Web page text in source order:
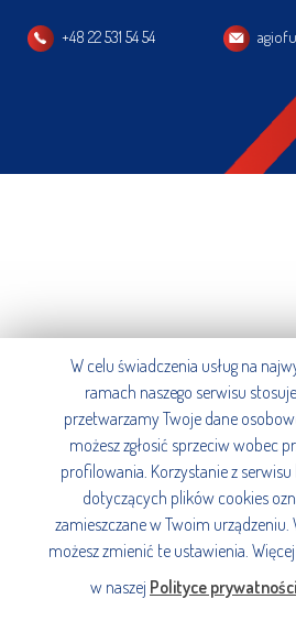
+48 22 531 54 54
W celu świadczenia usług na
ramach naszego serwisu
przetwarzamy Twoje dane
możesz zgłosić sprzeciw wobec
profilowania. Korzystanie z
dotyczących plików cookies
zamieszczane w Twoim
możesz zmienić te ustawienia.
w naszej Polityce prywatności